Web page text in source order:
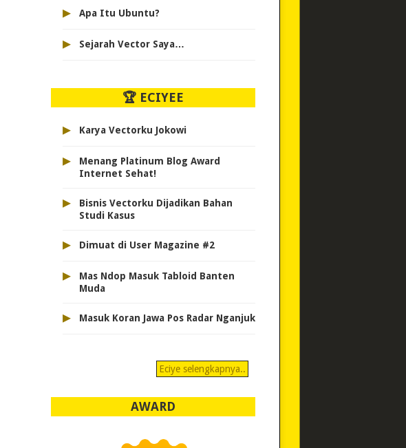
▸ Apa Itu Ubuntu?
▸ Sejarah Vector Saya…
🏆 ECIYEE
▸ Karya Vectorku Jokowi
▸
Menang Platinum Blog Award
Internet Sehat!
▸
Bisnis Vectorku Dijadikan Bahan
Studi Kasus
▸ Dimuat di User Magazine #2
▸
Mas Ndop Masuk Tabloid Banten
Muda
▸ Masuk Koran Jawa Pos Radar Nganjuk
Eciye selengkapnya..
AWARD